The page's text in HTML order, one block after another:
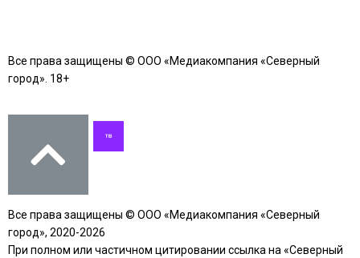
Все права защищены © ООО «Медиакомпания «Северный
город». 18+
Все права защищены © ООО «Медиакомпания «Северный
город», 2020-2026
При полном или частичном цитировании ссылка на «Северный